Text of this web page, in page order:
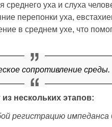
уха и слуха
перепонки уха,
в среднем ухе, что
сопротивление среды.
нескольких этапов:
регистрацию импеданса